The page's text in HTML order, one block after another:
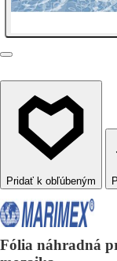
Fólia náhradná